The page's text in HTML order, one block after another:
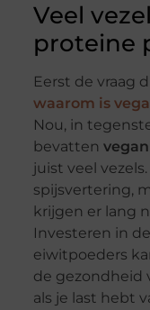
Veel
proteine
Eerst de vraag
waarom is
Nou, in
bevatten
juist veel
spijsvertering,
krijgen er lang
Investeren in
eiwitpoeders
de gezondheid
als je last hebt